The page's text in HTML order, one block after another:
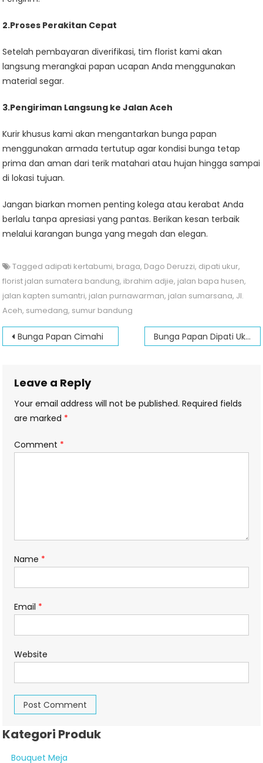
2.Proses Perakitan Cepat
Setelah pembayaran diverifikasi, tim florist kami akan
langsung merangkai papan ucapan Anda menggunakan
material segar.
3.Pengiriman Langsung ke Jalan Aceh
Kurir khusus kami akan mengantarkan bunga papan
menggunakan armada tertutup agar kondisi bunga tetap
prima dan aman dari terik matahari atau hujan hingga sampai
di lokasi tujuan.
Jangan biarkan momen penting kolega atau kerabat Anda
berlalu tanpa apresiasi yang pantas. Berikan kesan terbaik
melalui karangan bunga yang megah dan elegan.
Tagged adipati kertabumi, braga, Dago Deruzzi, dipati ukur,
florist jalan sumatera bandung, ibrahim adjie, jalan bapa husen,
jalan kapten sumantri, jalan purnawarman, jalan sumarsana, Jl.
Aceh, sumedang, sumur bandung
Post
Bunga Papan Cimahi Bunga Papan Dipati Ukur
Leave a Reply
Your email address will not be published. Required fields
are marked *
Comment *
Name *
Email *
Website
Kategori Produk
Bouquet Meja